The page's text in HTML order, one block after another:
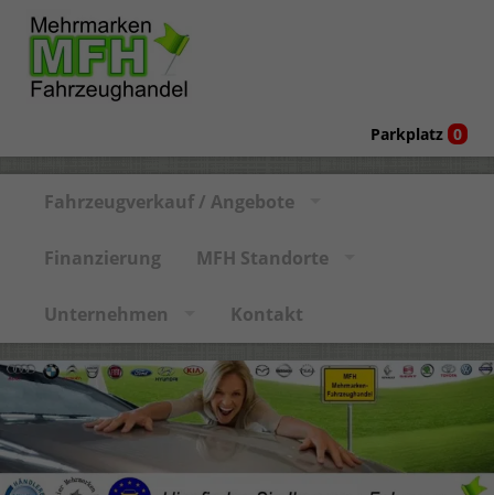
Parkplatz 0
Fahrzeugverkauf / Angebote
Finanzierung MFH Standorte
Unternehmen Kontakt